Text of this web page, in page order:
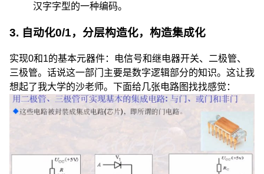
汉字字型的一种编码。
3. 自动化0/1，分层构造化，构造集成化
实现0和1的基本元器件：电信号和继电器开关、二极管、
三极管。话说这一部门主要是数字逻辑部分的知识。这让我
想起了我大学的沙老师。下面给几张电路图找找感觉：